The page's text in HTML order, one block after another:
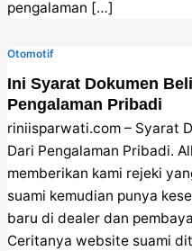
pengalaman […]
Otomotif
Ini Syarat Dokumen
Pengalaman Pribadi
riniisparwati.com – Syarat
Dari Pengalaman Pribadi.
memberikan kami rejeki
suami kemudian punya
baru di dealer dan
Ceritanya website suami